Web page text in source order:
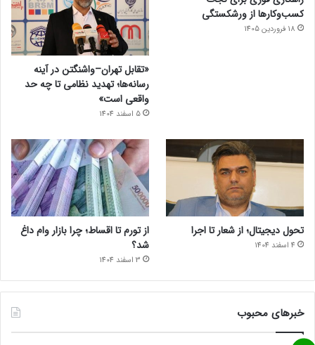
کسب‌وکارها از ورشکستگی
18 فروردین 1405
«تقابل تهران–واشنگتن در آینه
رسانه‌ها؛ تهدید نظامی تا چه حد
واقعی است»
5 اسفند 1404
تحول دیجیتال؛ از شعار تا اجرا
4 اسفند 1404
از تورم تا اقساط؛ چرا بازار وام داغ
شد؟
3 اسفند 1404
خبرهای محبوب